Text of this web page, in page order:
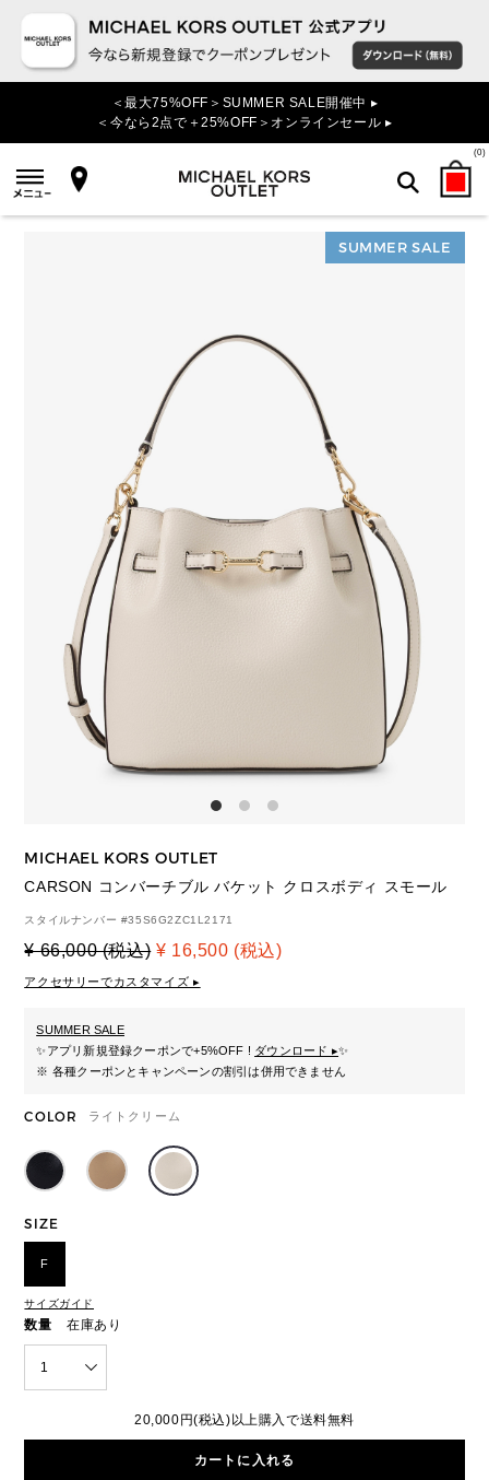
＜最大75%OFF＞SUMMER SALE開催中 ▸
＜今なら2点で＋25%OFF＞オンラインセール ▸
(0)
検索
SUMMER SALE
MICHAEL KORS OUTLET
CARSON コンバーチブル バケット クロスボディ スモール
スタイルナンバー #35S6G2ZC1L2171
¥ 66,000 (税込) ¥ 16,500 (税込)
アクセサリーでカスタマイズ ▸
SUMMER SALE
✨アプリ新規登録クーポンで+5%OFF ! ダウンロード ▸✨
※ 各種クーポンとキャンペーンの割引は併用できません
COLOR ライトクリーム
SIZE
F
サイズガイド
数量 在庫あり
1
20,000円(税込)以上購入で送料無料
カートに入れる